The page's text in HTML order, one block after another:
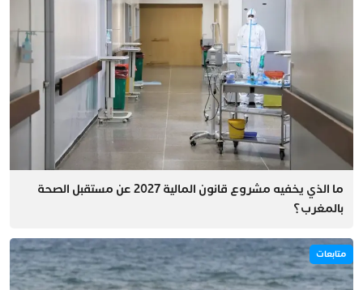
ما الذي يخفيه مشروع قانون المالية 2027 عن مستقبل الصحة
بالمغرب؟
متابعات